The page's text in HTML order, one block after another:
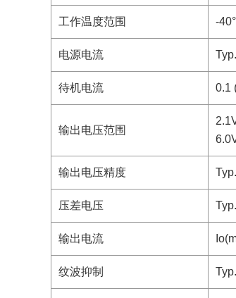
工作温度范围 -
电源电流
待机电流 0.1
输出电压范围
输出电压精度
压差电压
输出电流
纹波抑制